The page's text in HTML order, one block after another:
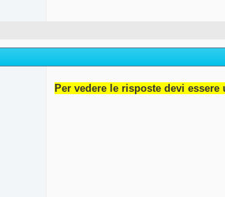
Per vedere le risposte devi essere